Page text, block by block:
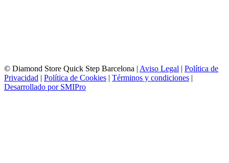
© Diamond Store Quick Step Barcelona | Aviso Legal | Política de
Privacidad | Política de Cookies | Términos y condiciones |
Desarrollado por SMIPro